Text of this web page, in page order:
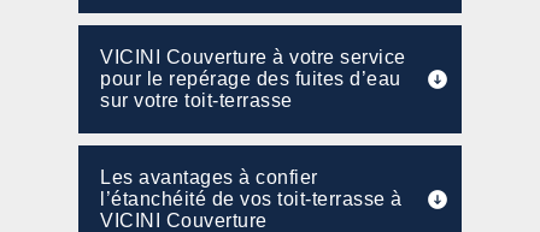
VICINI Couverture à votre service
pour le repérage des fuites d’eau
sur votre toit-terrasse
Les avantages à confier
l’étanchéité de vos toit-terrasse à
VICINI Couverture